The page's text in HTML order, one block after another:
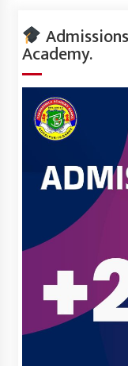
Academy.